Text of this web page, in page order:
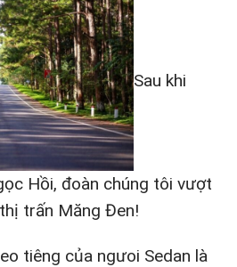
Sau khi
Hồi, đoàn chúng tôi vượt
trấn Măng Đen!
tiêng của ngưoi Sedan là